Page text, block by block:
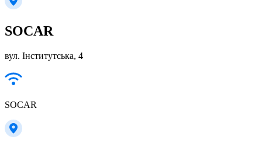
SOCAR
вул. Інститутська, 4
SOCAR